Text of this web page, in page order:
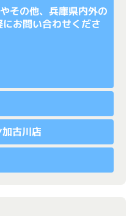
その他、兵庫県内外の
お問い合わせくださ
古川店